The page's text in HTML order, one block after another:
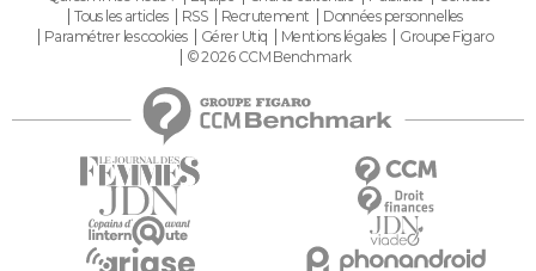
Tous les articles
RSS Recrutement
Données personnelles
Paramétrer les cookies
Gérer Utiq Mentions légales
Groupe Figaro
© 2026 CCM Benchmark